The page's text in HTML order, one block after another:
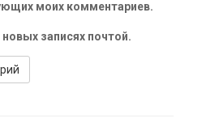
моих комментариев.
записях почтой.